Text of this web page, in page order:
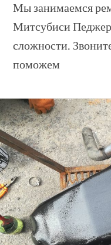
Мы занимаемся
Митсубиси
сложности.
поможем